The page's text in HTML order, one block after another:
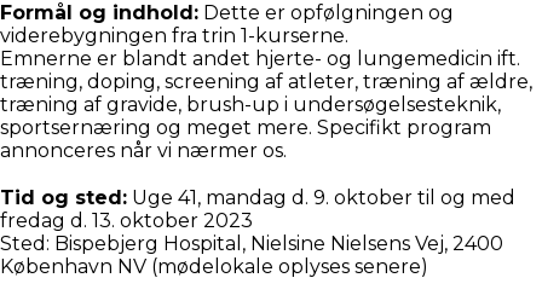
Formål og indhold: Dette er opfølgningen og
viderebygningen fra trin 1-kurserne.
Emnerne er blandt andet hjerte- og lungemedicin ift.
træning, doping, screening af atleter, træning af ældre,
træning af gravide, brush-up i undersøgelsesteknik,
sportsernæring og meget mere. Specifikt program
annonceres når vi nærmer os.
Tid og sted: Uge 41, mandag d. 9. oktober til og med
fredag d. 13. oktober 2023
Sted: Bispebjerg Hospital, Nielsine Nielsens Vej, 2400
København NV (mødelokale oplyses senere)